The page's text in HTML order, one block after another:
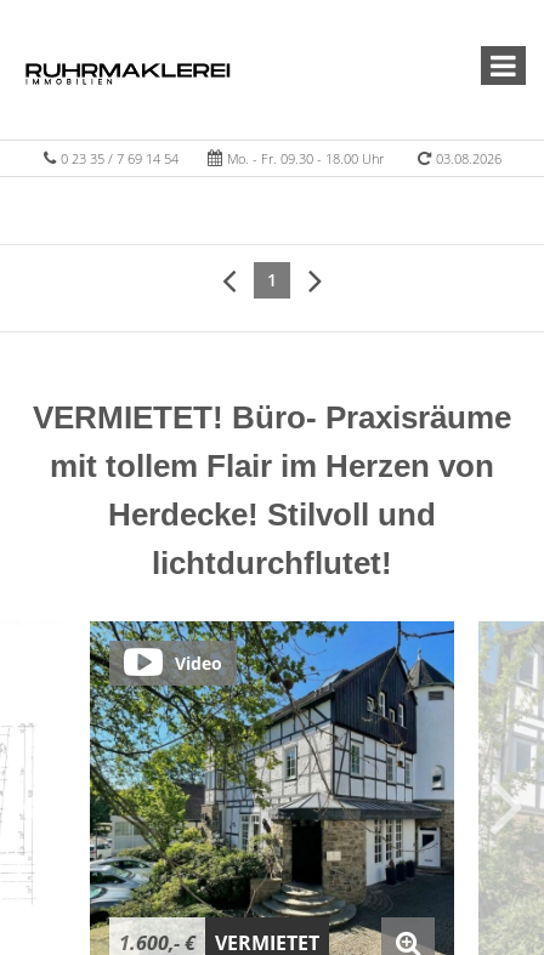
0 23 35 / 7 69 14 54 Mo. - Fr. 09.30 - 18.00 Uhr 03.08.2026
1
VERMIETET! Büro- Praxisräume
mit tollem Flair im Herzen von
Herdecke! Stilvoll und
lichtdurchflutet!
1.600,- € VERMIETET
Video